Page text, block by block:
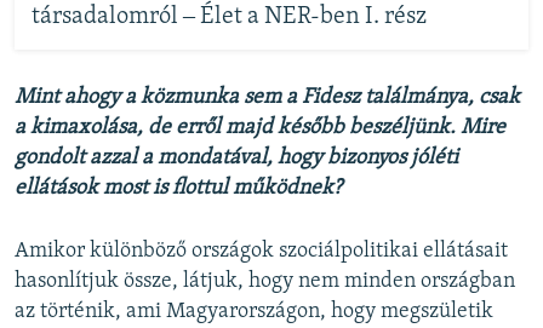
társadalomról ‒ Élet a NER-ben I. rész
Mint ahogy a közmunka sem a Fidesz találmánya, csak
a kimaxolása, de erről majd később beszéljünk. Mire
gondolt azzal a mondatával, hogy bizonyos jóléti
ellátások most is flottul működnek?
Amikor különböző országok szociálpolitikai ellátásait
hasonlítjuk össze, látjuk, hogy nem minden országban
az történik, ami Magyarországon, hogy megszületik